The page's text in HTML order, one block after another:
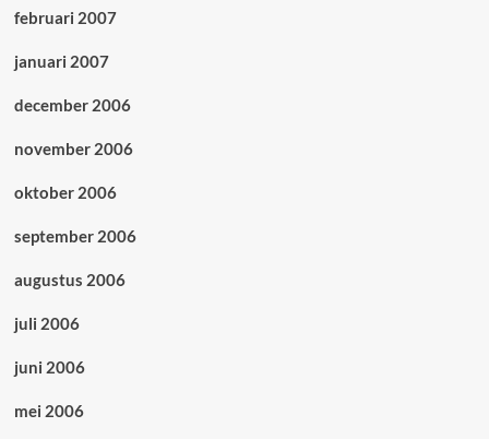
februari 2007
januari 2007
december 2006
november 2006
oktober 2006
september 2006
augustus 2006
juli 2006
juni 2006
mei 2006